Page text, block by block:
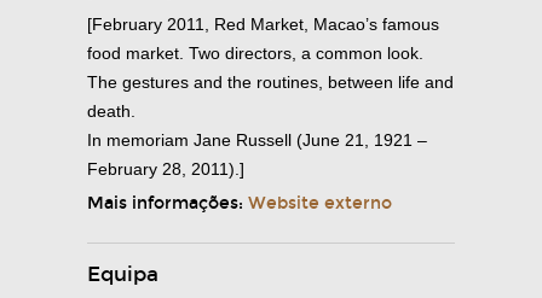
[February 2011, Red Market, Macao’s famous
food market. Two directors, a common look.
The gestures and the routines, between life and
death.
In memoriam Jane Russell (June 21, 1921 –
February 28, 2011).]
Mais informações: Website externo
Equipa